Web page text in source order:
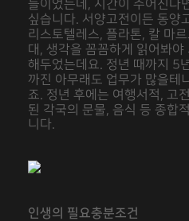
들이었는데, 시간이 주어진다
싶습니다. 서양고전이든 동양
리스토텔레스, 플라톤, 칼 마
대, 생각을 꼼꼼하게 읽어봐
해두었는데요. 정년 때까지 5
까진 아무래도 업무가 많을테
죠. 정년 후에는 여행서적, 고
된 각국의 문물, 음식 등 종합
니다.
인생의 필요충분조건